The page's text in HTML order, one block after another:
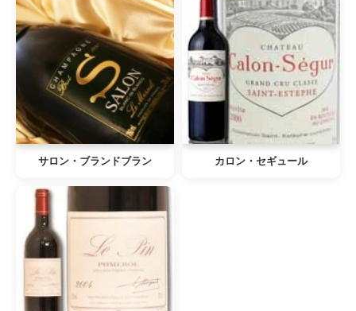
サロン・ブランドブラン カロン・セギュール